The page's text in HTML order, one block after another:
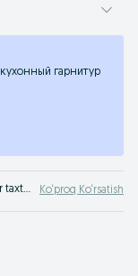
кухонный гарнитур
Oshxona mebeli savdosi. OLX.uz O‘zbekiston e‘lonlar taxtasida tez sur‘atlarda va arzon narxlarda oshxona uchun mebel sotib olish mumkin. Oshxona uchun eng yaxshi fb mebelni sotib oling! Ko‘proq Ko‘rsatish